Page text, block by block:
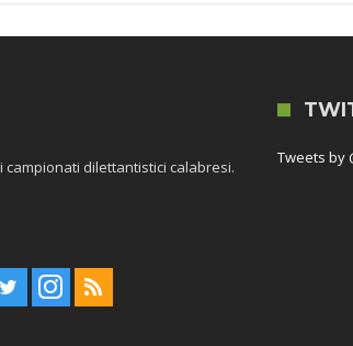
dilettantistici calabresi. Tweets by